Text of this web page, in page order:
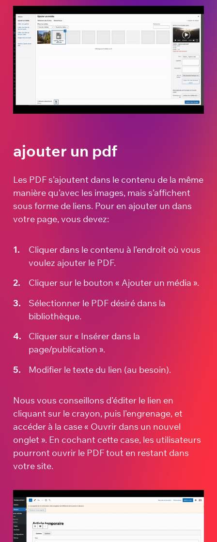
ajouter un pdf
Les PDF s’ajoutent dans le contenu de la même
manière qu’avec les images, mais s’affichent
sous forme de liens. Pour en ajouter un dans
votre page, vous devez:
Cliquer dans le contenu à l’endroit où vous
voulez ajouter le PDF.
Cliquer sur le bouton « Ajouter un média ».
Sélectionner le PDF désiré dans la
bibliothèque.
Cliquer sur « Insérer dans la
page/publication ».
Modifier le texte du lien (au besoin).
Nous vous conseillons d’éditer le lien en
cliquant sur le crayon, puis l’engrenage, et
accéder à la case « Ouvrir dans un nouvel
onglet ». En cochant cette case, les utilisateurs
pourront ouvrir le PDF tout en restant dans
votre site.